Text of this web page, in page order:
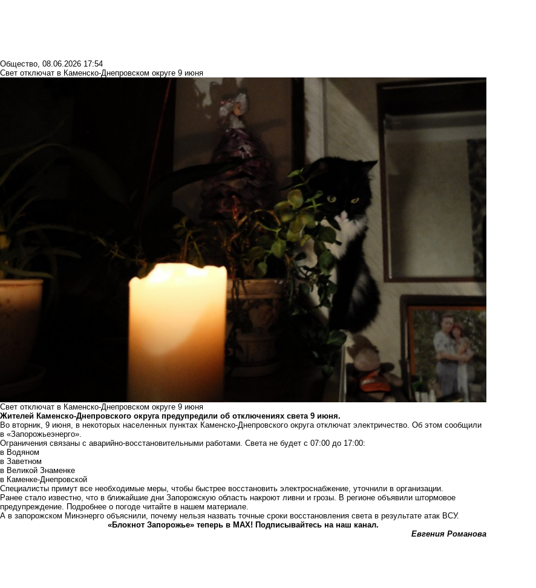
Общество, 08.06.2026 17:54
Свет отключат в Каменско-Днепровском округе 9 июня
Свет отключат в Каменско-Днепровском округе 9 июня
Жителей Каменско-Днепровского округа предупредили об отключениях света 9 июня.
Во вторник, 9 июня, в некоторых населенных пунктах Каменско-Днепровского округа отключат электричество. Об этом сообщили
в «Запорожьеэнерго».
Ограничения связаны с аварийно-восстановительными работами. Света не будет с 07:00 до 17:00:
в Водяном
в Заветном
в Великой Знаменке
в Каменке-Днепровской
Специалисты примут все необходимые меры, чтобы быстрее восстановить электроснабжение, уточнили в организации.
Ранее стало известно, что в ближайшие дни Запорожскую область накроют ливни и грозы . В регионе объявили штормовое
предупреждение. Подробнее о погоде читайте в нашем материале.
А в запорожском Минэнерго объяснили, почему нельзя назвать точные сроки восстановления света в результате атак ВСУ.
«Блокнот Запорожье» теперь в MAX! Подписывайтесь на наш канал.
Евгения Романова